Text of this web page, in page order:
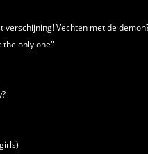
Vechten met de
the only one"